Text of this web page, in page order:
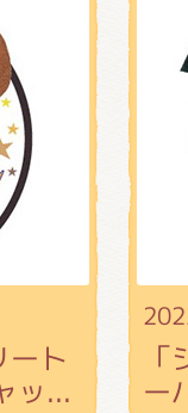
ト
ッ...
ー